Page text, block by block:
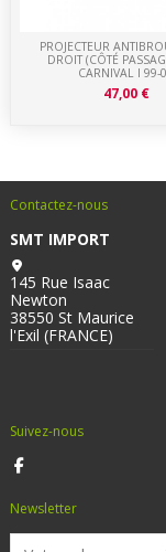
PROJECTEUR
DROIT (CÔTÉ
CARNIVAL I 99-
47,00 €
Contactez-nous
SMT IMPORT
145 Rue Isaac
Newton
38550 St Maurice
l'Exil (FRANCE)
Suivez-nous
Newsletter